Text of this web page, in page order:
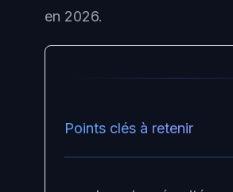
en 2026.
Points clés à retenir